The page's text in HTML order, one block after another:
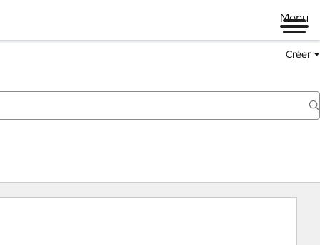
Menu
Créer